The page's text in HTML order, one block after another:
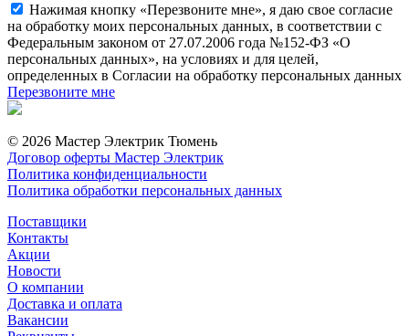
Нажимая кнопку «Перезвоните мне», я даю свое согласие
на обработку моих персональных данных, в соответствии с
Федеральным законом от 27.07.2006 года №152-ФЗ «О
персональных данных», на условиях и для целей,
определенных в Согласии на обработку персональных данных
Перезвоните мне
© 2026 Мастер Электрик Тюмень
Договор оферты Мастер Электрик
Политика конфиденциальности
Политика обработки персональных данных
Поставщики
Контакты
Акции
Новости
О компании
Доставка и оплата
Вакансии